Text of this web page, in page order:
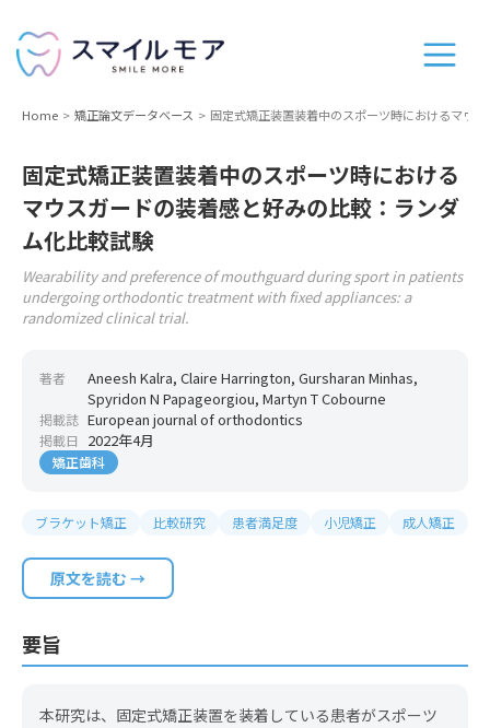
Home 矯正論文データベース 固定式矯正装置装着中のスポーツ時におけるマウ
固定式矯正装置装着中のスポーツ時における
マウスガードの装着感と好みの比較：ランダ
ム化比較試験
Wearability and preference of mouthguard during sport in patients
undergoing orthodontic treatment with fixed appliances: a
randomized clinical trial.
著者
Aneesh Kalra, Claire Harrington, Gursharan Minhas,
Spyridon N Papageorgiou, Martyn T Cobourne
掲載誌 European journal of orthodontics
掲載日 2022年4月
矯正歯科
ブラケット矯正 比較研究 患者満足度 小児矯正 成人矯正
原文を読む →
要旨
本研究は、固定式矯正装置を装着している患者がスポーツ